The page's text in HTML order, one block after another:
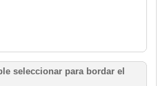
seleccionar para bordar el